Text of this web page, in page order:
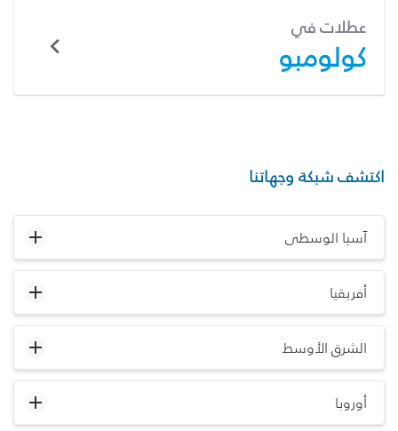
عطلات في
كولومبو
اكتشف شبكة وجهاتنا
آسيا الوسطى
أفريقيا
الشرق الأوسط
أوروبا